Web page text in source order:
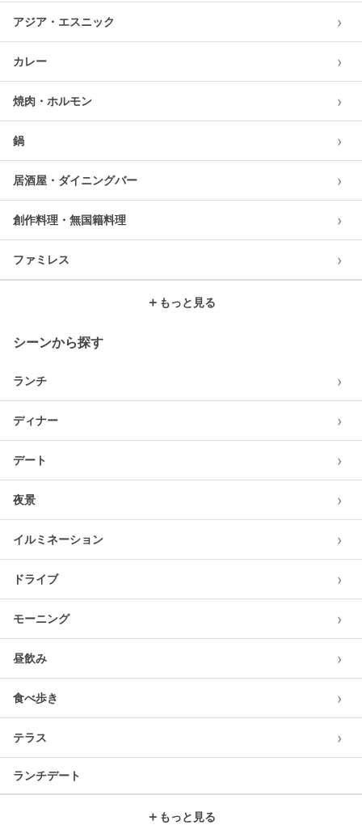
アジア・エスニック ›
カレー ›
焼肉・ホルモン ›
鍋 ›
居酒屋・ダイニングバー ›
創作料理・無国籍料理 ›
ファミレス ›
＋ もっと見る
シーンから探す
ランチ ›
ディナー ›
デート ›
夜景 ›
イルミネーション ›
ドライブ ›
モーニング ›
昼飲み ›
食べ歩き ›
テラス ›
ランチデート
＋ もっと見る